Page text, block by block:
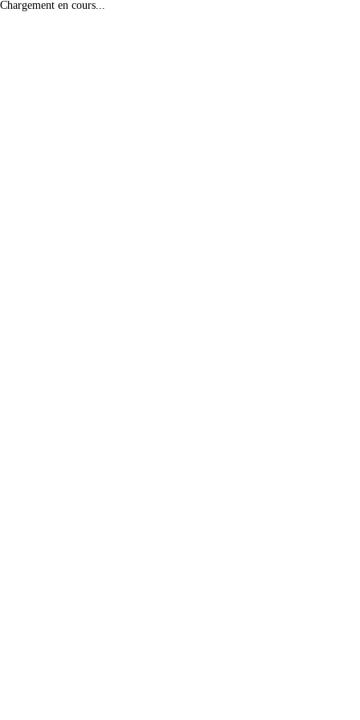
Chargement en cours...